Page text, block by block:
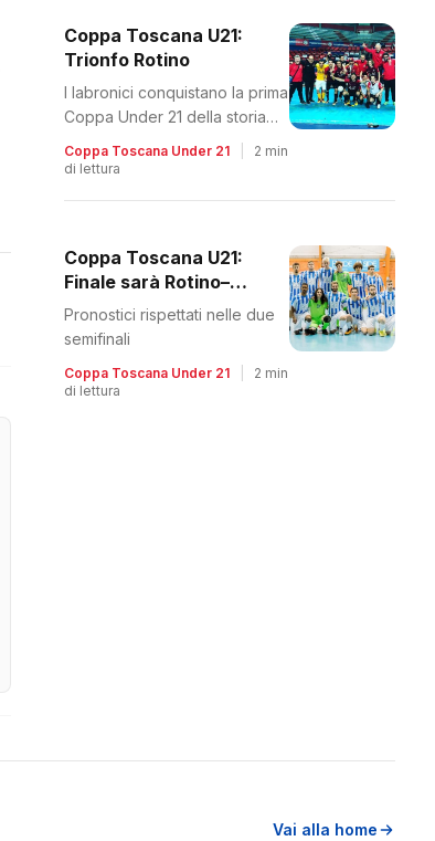
Coppa Toscana U21:
Trionfo Rotino
I labronici conquistano la prima
Coppa Under 21 della storia
del futsal toscano. Battuto il
Bagnolo
Coppa Toscana Under 21
2 min
di lettura
Coppa Toscana U21:
Finale sarà Rotino–
Bagnolo
Pronostici rispettati nelle due
semifinali
Coppa Toscana Under 21
2 min
di lettura
Vai alla home